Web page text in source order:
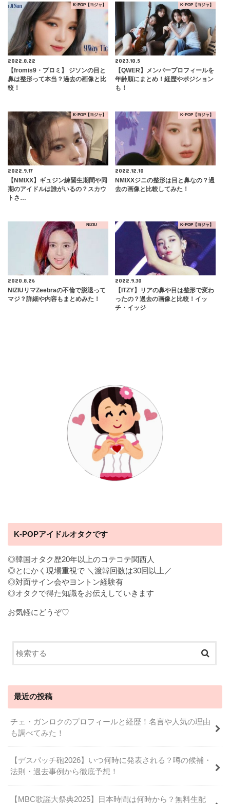
K-POP【ヨジャ】
2022.8.22
【fromis9・プロミ】 ジソンの目と
鼻は整形って本当？過去の画像と比
較！
K-POP【ヨジャ】
2023.10.5
【QWER】メンバープロフィールを
年齢順にまとめ！経歴やポジション
も！
K-POP【ヨジャ】
2022.9.17
【NMIXX】ギュジン練習生期間や同
期のアイドルは誰がいるの？スカウ
トさ…
K-POP【ヨジャ】
2022.12.10
NMIXXジニの整形は目と鼻なの？過
去の画像と比較してみた！
NIZIU
2020.8.26
NIZIUリマZeebraの不倫で脱退って
マジ？詳細や内容もまとめみた！
K-POP【ヨジャ】
2022.9.30
【ITZY】リアの鼻や目は整形で変わ
ったの？過去の画像と比較！イッ
チ・イッジ
K-POPアイドルオタクです
◎韓国オタク歴20年以上のコテコテ関西人
◎とにかく現場重視で ＼渡韓回数は30回以上／
◎対面サイン会やヨントン経験有
◎オタクで得た知識をお伝えしていきます
お気軽にどうぞ♡
最近の投稿
チェ・ガンロクのプロフィールと経歴！名言や人気の理由
も調べてみた！
【デスパッチ砲2026】いつ何時に発表される？噂の候補・
法則・過去事例から徹底予想！
【MBC歌謡大祭典2025】日本時間は何時から？無料生配